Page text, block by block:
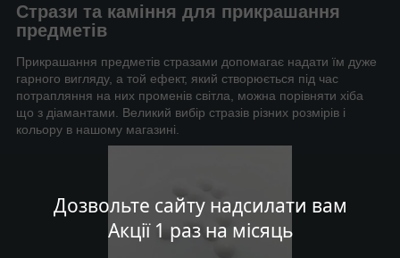
Дозвольте сайту надсилати вам
Акції 1 раз на місяць
Стрази та каміння для прикрашання
предметів
Прикрашання предметів стразами допомагає надати їм дуже
гарного вигляду, а той ефект, який створюється під час
потрапляння на них променів світла, можна порівняти хіба
що з діамантами. Великий вибір стразів різних розмірів і
кольору в нашому магазині.